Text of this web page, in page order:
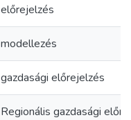
előrejelzés
modellezés
gazdasági előrejelzés
Regionális gazdasági